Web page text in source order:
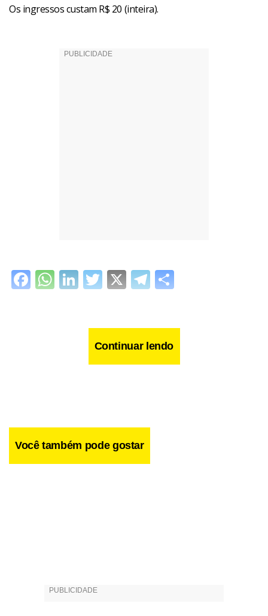
Os ingressos custam R$ 20 (inteira).
Facebook
WhatsApp
LinkedIn
Twitter
X Telegram
Continuar lendo
Você também pode gostar